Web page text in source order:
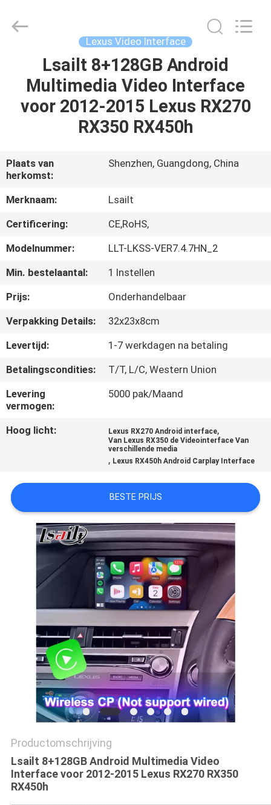
PRODUCTEN
ONGEVEER
ONS
FABRIEKSREIS
KWALITEITSCONTROLE
CONTACTEER
ONS
NIEUWS
GEVALLEN
PRIVACY
POLICY
Automobile
Electron
Lexus Video Interface
Lsailt 8+128GB Android
Multimedia Video Interface
voor 2012-2015 Lexus RX270
RX350 RX450h
Plaats van
herkomst:
Shenzhen, Guangdong, China
Merknaam:
Lsailt
Certificering:
CE,RoHS,
Modelnummer:
LLT-LKSS-VER7.4.7HN_2
Min. bestelaantal:
1 Instellen
Prijs:
Onderhandelbaar
Verpakking Details:
32x23x8cm
Levertijd:
1-7 werkdagen na betaling
Betalingscondities:
T/T, L/C, Western Union
Levering
vermogen:
5000 pak/Maand
Hoog licht: Lexus RX270 Android interface,
Van Lexus RX350 de Videointerface Van
verschillende media
, Lexus RX450h Android Carplay Interface
BESTE PRIJS
Productomschrijving
Lsailt 8+128GB Android Multimedia Video
Interface voor 2012-2015 Lexus RX270 RX350
RX450h